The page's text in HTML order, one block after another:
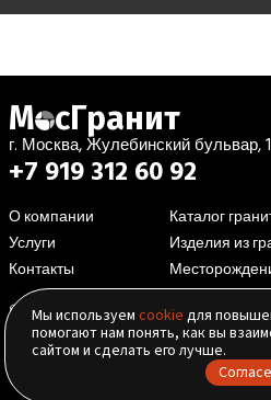
М сГранит
г. Москва, Жулебинский бульвар,
+7 919 312 60 92
О компании
Услуги
Контакты
Каталог
Изделия из
Написать нам
Карта сайта
Мы используемcookie для
помогают нам понять, как вы
сайтом и сделать его лучше.